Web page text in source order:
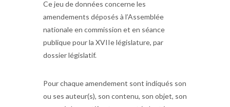
Ce jeu de données concerne les
amendements déposés à l’Assemblée
nationale en commission et en séance
publique pour la XVIIe législature, par
dossier législatif.
Pour chaque amendement sont indiqués son
ou ses auteur(s), son contenu, son objet, son